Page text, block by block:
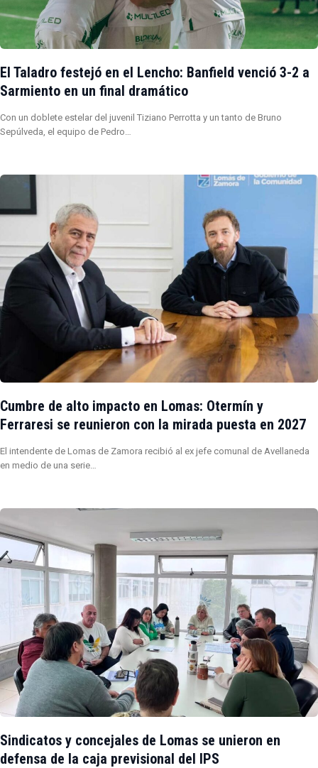
El Taladro festejó en el Lencho: Banfield venció 3-2 a
Sarmiento en un final dramático
Con un doblete estelar del juvenil Tiziano Perrotta y un tanto de Bruno
Sepúlveda, el equipo de Pedro…
Cumbre de alto impacto en Lomas: Otermín y
Ferraresi se reunieron con la mirada puesta en 2027
El intendente de Lomas de Zamora recibió al ex jefe comunal de Avellaneda
en medio de una serie…
Sindicatos y concejales de Lomas se unieron en
defensa de la caja previsional del IPS